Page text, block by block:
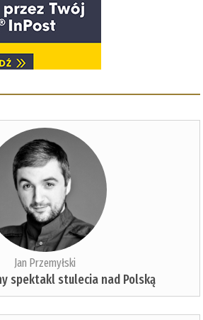
Jan Przemyłski
spektakl stulecia nad Polską